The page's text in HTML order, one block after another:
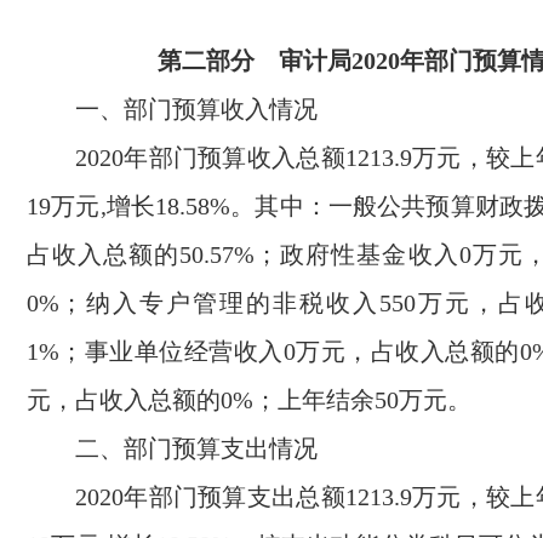
第二部分 审计局2020年部门预算
一、部门预算收入情况
2020年部门预算收入总额1213.9万元，较
19万元,增长18.58%。其中：一般公共预算财政
占收入总额的50.57%；政府性基金收入0万元
0%；纳入专户管理的非税收入550万元，占
1%；事业单位经营收入0万元，占收入总额的
元，占收入总额的0%；上年结余50万元。
二、部门预算支出情况
2020年部门预算支出总额1213.9万元，较